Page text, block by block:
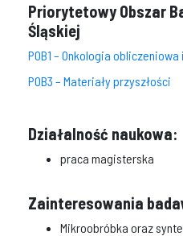
Priorytetowy Obszar
Śląskiej
POB1 – Onkologia
POB3 – Materiały przyszłości
Działalność naukowa:
praca magisterska
Zainteresowania
Mikroobróbka oraz